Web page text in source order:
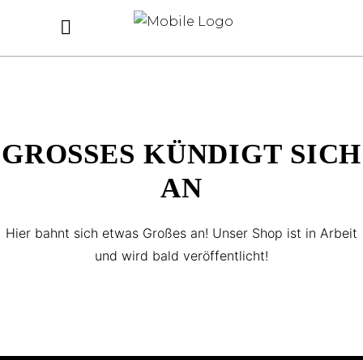
GROSSES KÜNDIGT SICH A
N
Hier bahnt sich etwas Großes an! Unser Shop ist in Arbeit
und wird bald veröffentlicht!